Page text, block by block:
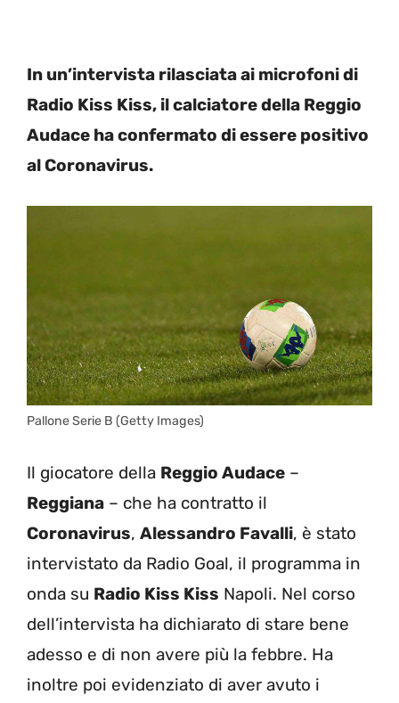
In un’intervista rilasciata ai microfoni di
Radio Kiss Kiss, il calciatore della Reggio
Audace ha confermato di essere positivo
al Coronavirus.
Pallone Serie B (Getty Images)
Il giocatore della Reggio Audace –
Reggiana – che ha contratto il
Coronavirus, Alessandro Favalli, è stato
intervistato da Radio Goal, il programma in
onda su Radio Kiss Kiss Napoli. Nel corso
dell’intervista ha dichiarato di stare bene
adesso e di non avere più la febbre. Ha
inoltre poi evidenziato di aver avuto i